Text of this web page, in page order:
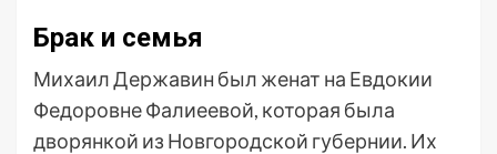
Брак и семья
Михаил Державин был женат на Евдокии
Федоровне Фалиеевой, которая была
дворянкой из Новгородской губернии. Их